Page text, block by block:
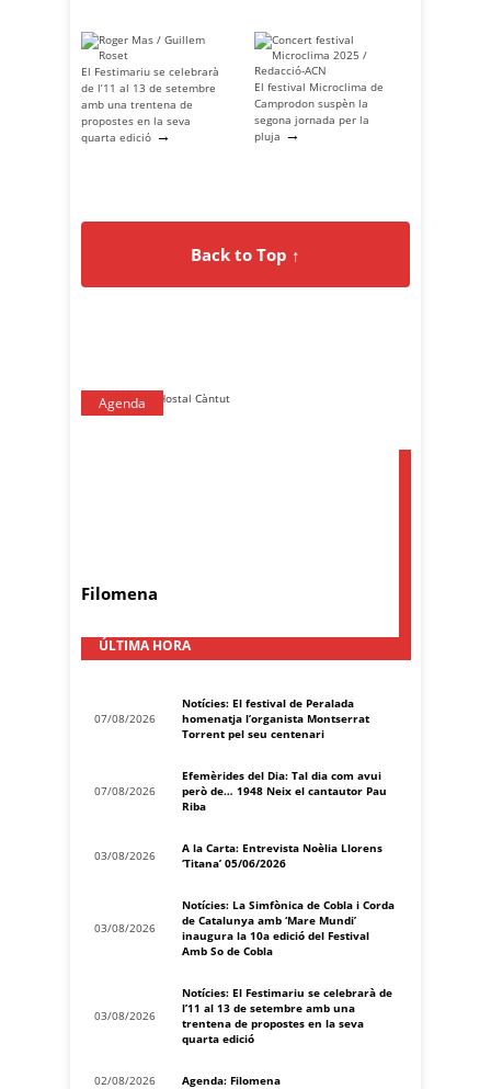
El Festimariu se celebrarà
de l’11 al 13 de setembre
amb una trentena de
propostes en la seva
quarta edició →
El festival Microclima de
Camprodon suspèn la
segona jornada per la
pluja →
Back to Top ↑
Agenda
Filomena
ÚLTIMA HORA
07/08/2026
Notícies: El festival de Peralada
homenatja l’organista Montserrat
Torrent pel seu centenari
07/08/2026
Efemèrides del Dia: Tal dia com avui
però de… 1948 Neix el cantautor Pau
Riba
03/08/2026
A la Carta: Entrevista Noèlia Llorens
‘Titana’ 05/06/2026
03/08/2026
Notícies: La Simfònica de Cobla i Corda
de Catalunya amb ‘Mare Mundi’
inaugura la 10a edició del Festival
Amb So de Cobla
03/08/2026
Notícies: El Festimariu se celebrarà de
l’11 al 13 de setembre amb una
trentena de propostes en la seva
quarta edició
02/08/2026 Agenda: Filomena